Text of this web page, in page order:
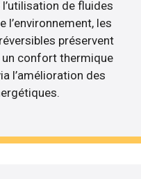
de fluides
les
préservent
confort thermique
l’amélioration des